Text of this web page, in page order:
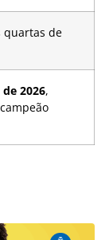
quartas de
2026,